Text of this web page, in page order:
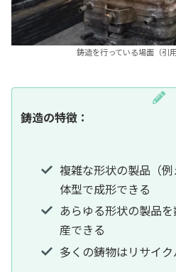
鋳造を行っている場面（引
鋳造の特徴：
複雑な形状の製品（
体型で成形できる
あらゆる形状の製品
産できる
多くの鋳物はリサイ